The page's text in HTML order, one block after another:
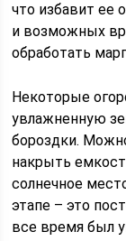
что избавит ее
и возможных
обработать
Некоторые
увлажненную
бороздки.
накрыть
солнечное
этапе – это
все время был